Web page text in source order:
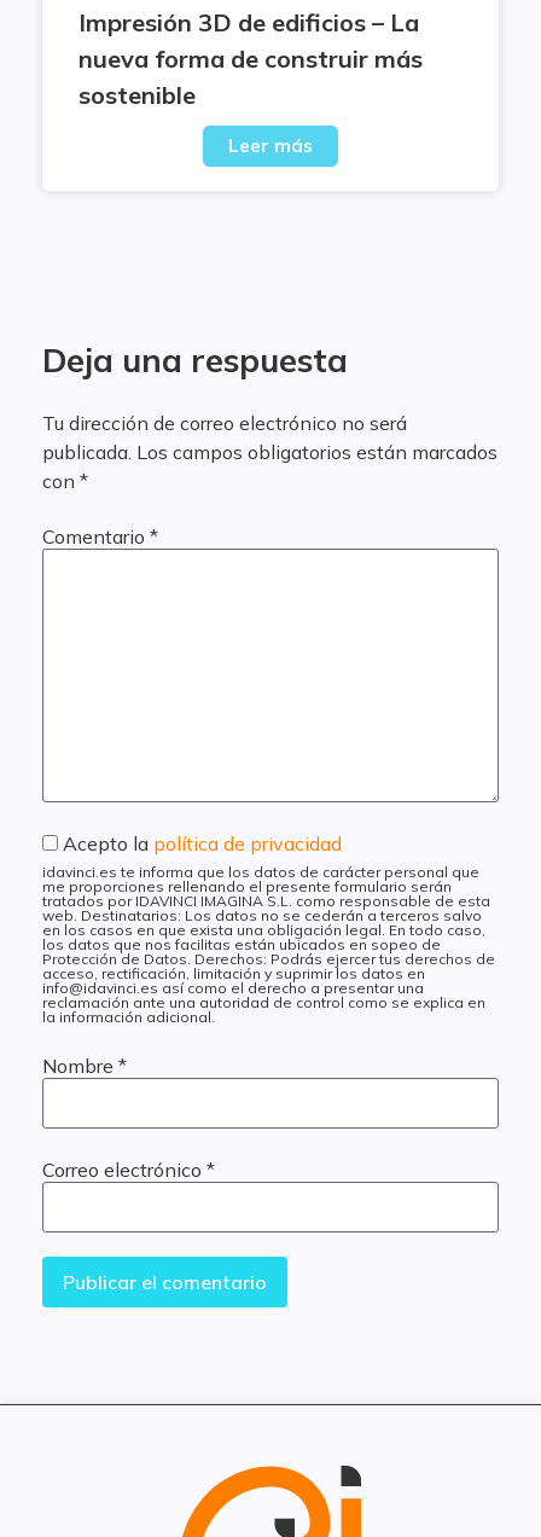
Impresión 3D de edificios – La
nueva forma de construir más
sostenible
Leer más
Deja una respuesta
Tu dirección de correo electrónico no será
publicada. Los campos obligatorios están marcados
con *
Comentario *
Acepto la política de privacidad
idavinci.es te informa que los datos de carácter personal que
me proporciones rellenando el presente formulario serán
tratados por IDAVINCI IMAGINA S.L. como responsable de esta
web. Destinatarios: Los datos no se cederán a terceros salvo
en los casos en que exista una obligación legal. En todo caso,
los datos que nos facilitas están ubicados en sopeo de
Protección de Datos. Derechos: Podrás ejercer tus derechos de
acceso, rectificación, limitación y suprimir los datos en
info@idavinci.es así como el derecho a presentar una
reclamación ante una autoridad de control como se explica en
la información adicional.
Nombre *
Correo electrónico *